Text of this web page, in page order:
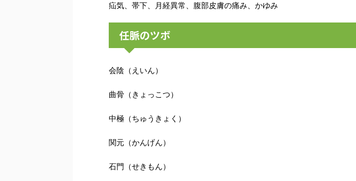
疝気、帯下、月経異常、腹部皮膚の痛み、かゆみ
任脈のツボ
会陰（えいん）
曲骨（きょっこつ）
中極（ちゅうきょく）
関元（かんげん）
石門（せきもん）